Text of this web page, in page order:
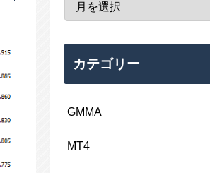
カテゴリー
GMMA
MT4